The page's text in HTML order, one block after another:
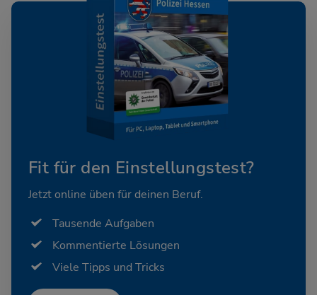
Fit für den Einstellungstest?
Jetzt online üben für deinen Beruf.
Tausende Aufgaben
Kommentierte Lösungen
Viele Tipps und Tricks